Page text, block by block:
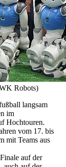
Robots)
langsam
im
Hochtouren.
vom 17. bis
mit Teams aus
auf der